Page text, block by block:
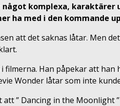
komplexa, karaktärer
ha med i den kommande
att det saknas låtar. Men
Han påpekar att
Wonder låtar som inte
” Dancing in the Moonlight